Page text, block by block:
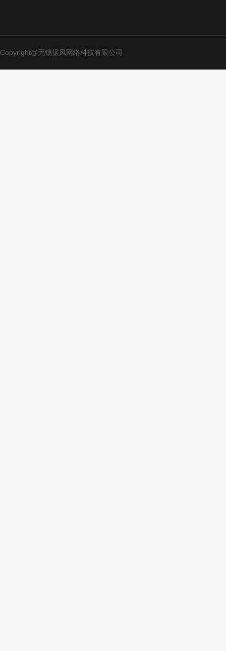
Copyright@无锡据风网络科技有限公司